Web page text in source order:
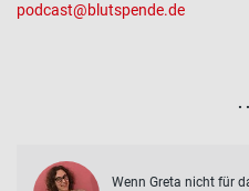
podcast@blutspende.de
.
Wenn Greta nicht für